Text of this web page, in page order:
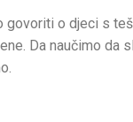
govoriti o djeci s
Da naučimo da